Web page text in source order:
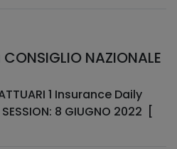
NAZIONALE
Daily